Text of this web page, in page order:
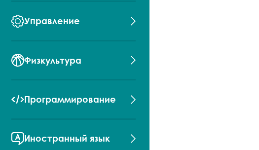
Управление
Физкультура
Программирование
Иностранный язык